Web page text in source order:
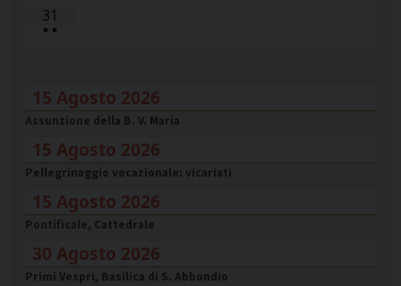
31
• •
15 Agosto 2026
Assunzione della B. V. Maria
15 Agosto 2026
Pellegrinaggio vocazionale: vicariati
15 Agosto 2026
Pontificale, Cattedrale
30 Agosto 2026
Primi Vespri, Basilica di S. Abbondio